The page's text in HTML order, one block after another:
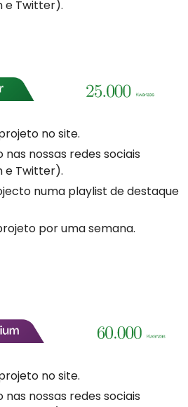
e Twitter).
no site.
nossas redes sociais
e Twitter).
numa playlist de destaque
por uma semana.
no site.
nossas redes sociais